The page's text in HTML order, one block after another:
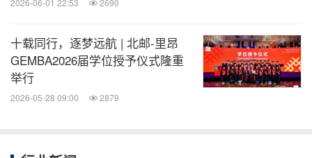
证未来，里昂商学院150周年数智再启航，相信每个
昂，加油创客先锋。
GEMBA2022春季班全体同学与天使合唱团60人共同
2026-06-01 22:53 2690
十载同行，逐梦远航 | 北邮-里昂
GEMBA2026届学位授予仪式隆重
举行
2026-05-28 09:00 2879